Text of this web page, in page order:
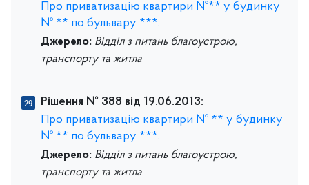
Про приватизацію квартири №** у будинку
№ ** по бульвару ***.
Джерело: Відділ з питань благоустрою,
транспорту та житла
Рішення № 388 від 19.06.2013:
Про приватизацію квартири № ** у будинку
№ ** по бульвару ***.
Джерело: Відділ з питань благоустрою,
транспорту та житла